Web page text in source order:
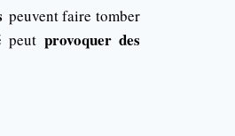
peuvent faire tomber
peutprovoquer des